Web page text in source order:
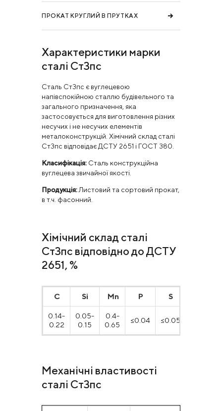
ПРОКАТ КРУГЛИЙ В ПРУТКАХ
Характеристики марки
сталі Ст3пс
Сталь Ст3пс є вуглецевою
напівспокійною сталлю будівельного та
загального призначення, яка
застосовується для виготовлення різних
несучих і не несучих елементів
металоконструкцій. Хімічний склад сталі
Ст3пс відповідає ДСТУ 2651 і ГОСТ 380.
Класифікація: Сталь конструкційна
вуглецева звичайної якості.
Продукція: Листовий та сортовий прокат,
в т.ч. фасонний.
Хімічний склад сталі
Ст3пс відповідно до ДСТУ
2651, %
С Si Mn P S
0.14-
0.22
0.05-
0.15
0.4-
0.65
≤0.04 ≤0.05
Механічні властивості
сталі Ст3пс